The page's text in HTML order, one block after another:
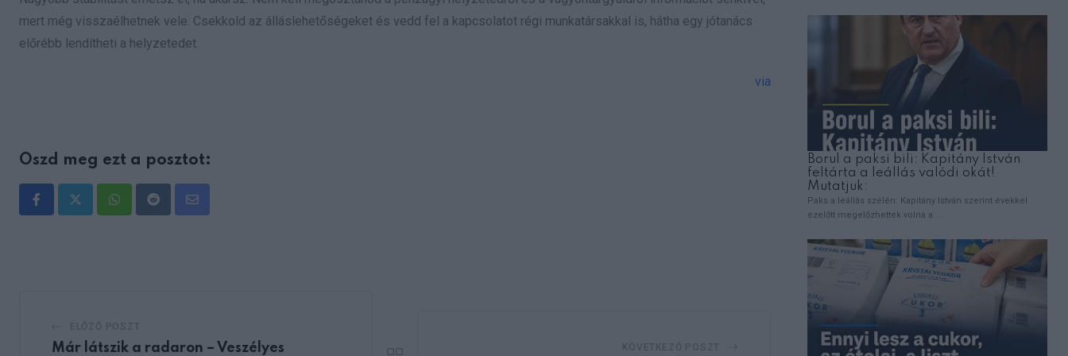
mert még visszaélhetnek vele. Csekkold az álláslehetőségeket és vedd fel a kapcsolatot régi munkatársakkal is, hátha egy jótanács
előrébb lendítheti a helyzetedet.
via
Oszd meg ezt a posztot:
WhatsappRedditShare
Már látszik a radaron – Veszélyes